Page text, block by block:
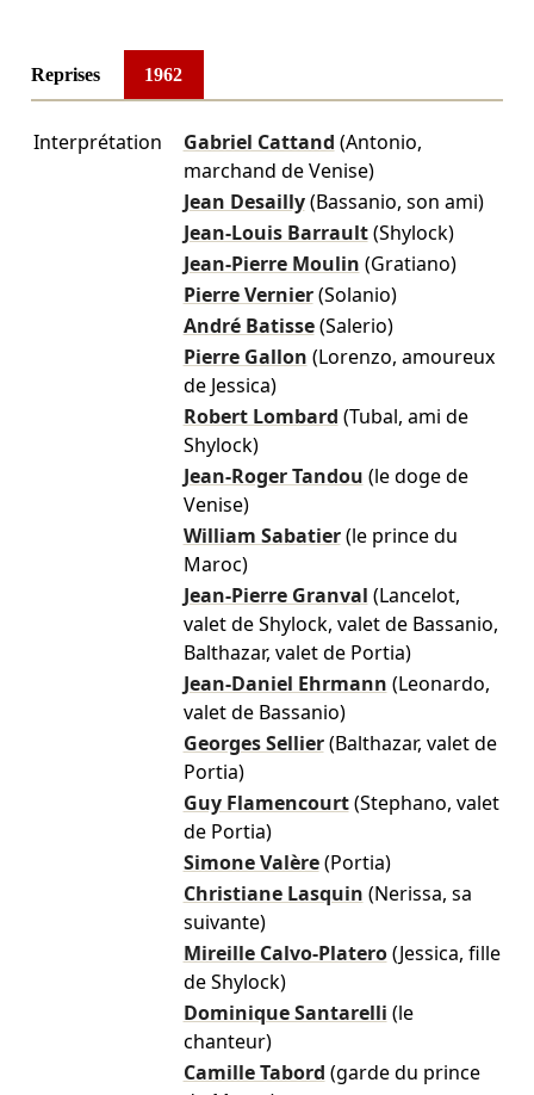
Reprises 1962
Interprétation Gabriel Cattand (Antonio,
marchand de Venise)
Jean Desailly (Bassanio, son ami)
Jean-Louis Barrault (Shylock)
Jean-Pierre Moulin (Gratiano)
Pierre Vernier (Solanio)
André Batisse (Salerio)
Pierre Gallon (Lorenzo, amoureux
de Jessica)
Robert Lombard (Tubal, ami de
Shylock)
Jean-Roger Tandou (le doge de
Venise)
William Sabatier (le prince du
Maroc)
Jean-Pierre Granval (Lancelot,
valet de Shylock, valet de Bassanio,
Balthazar, valet de Portia)
Jean-Daniel Ehrmann (Leonardo,
valet de Bassanio)
Georges Sellier (Balthazar, valet de
Portia)
Guy Flamencourt (Stephano, valet
de Portia)
Simone Valère (Portia)
Christiane Lasquin (Nerissa, sa
suivante)
Mireille Calvo-Platero (Jessica, fille
de Shylock)
Dominique Santarelli (le
chanteur)
Camille Tabord (garde du prince